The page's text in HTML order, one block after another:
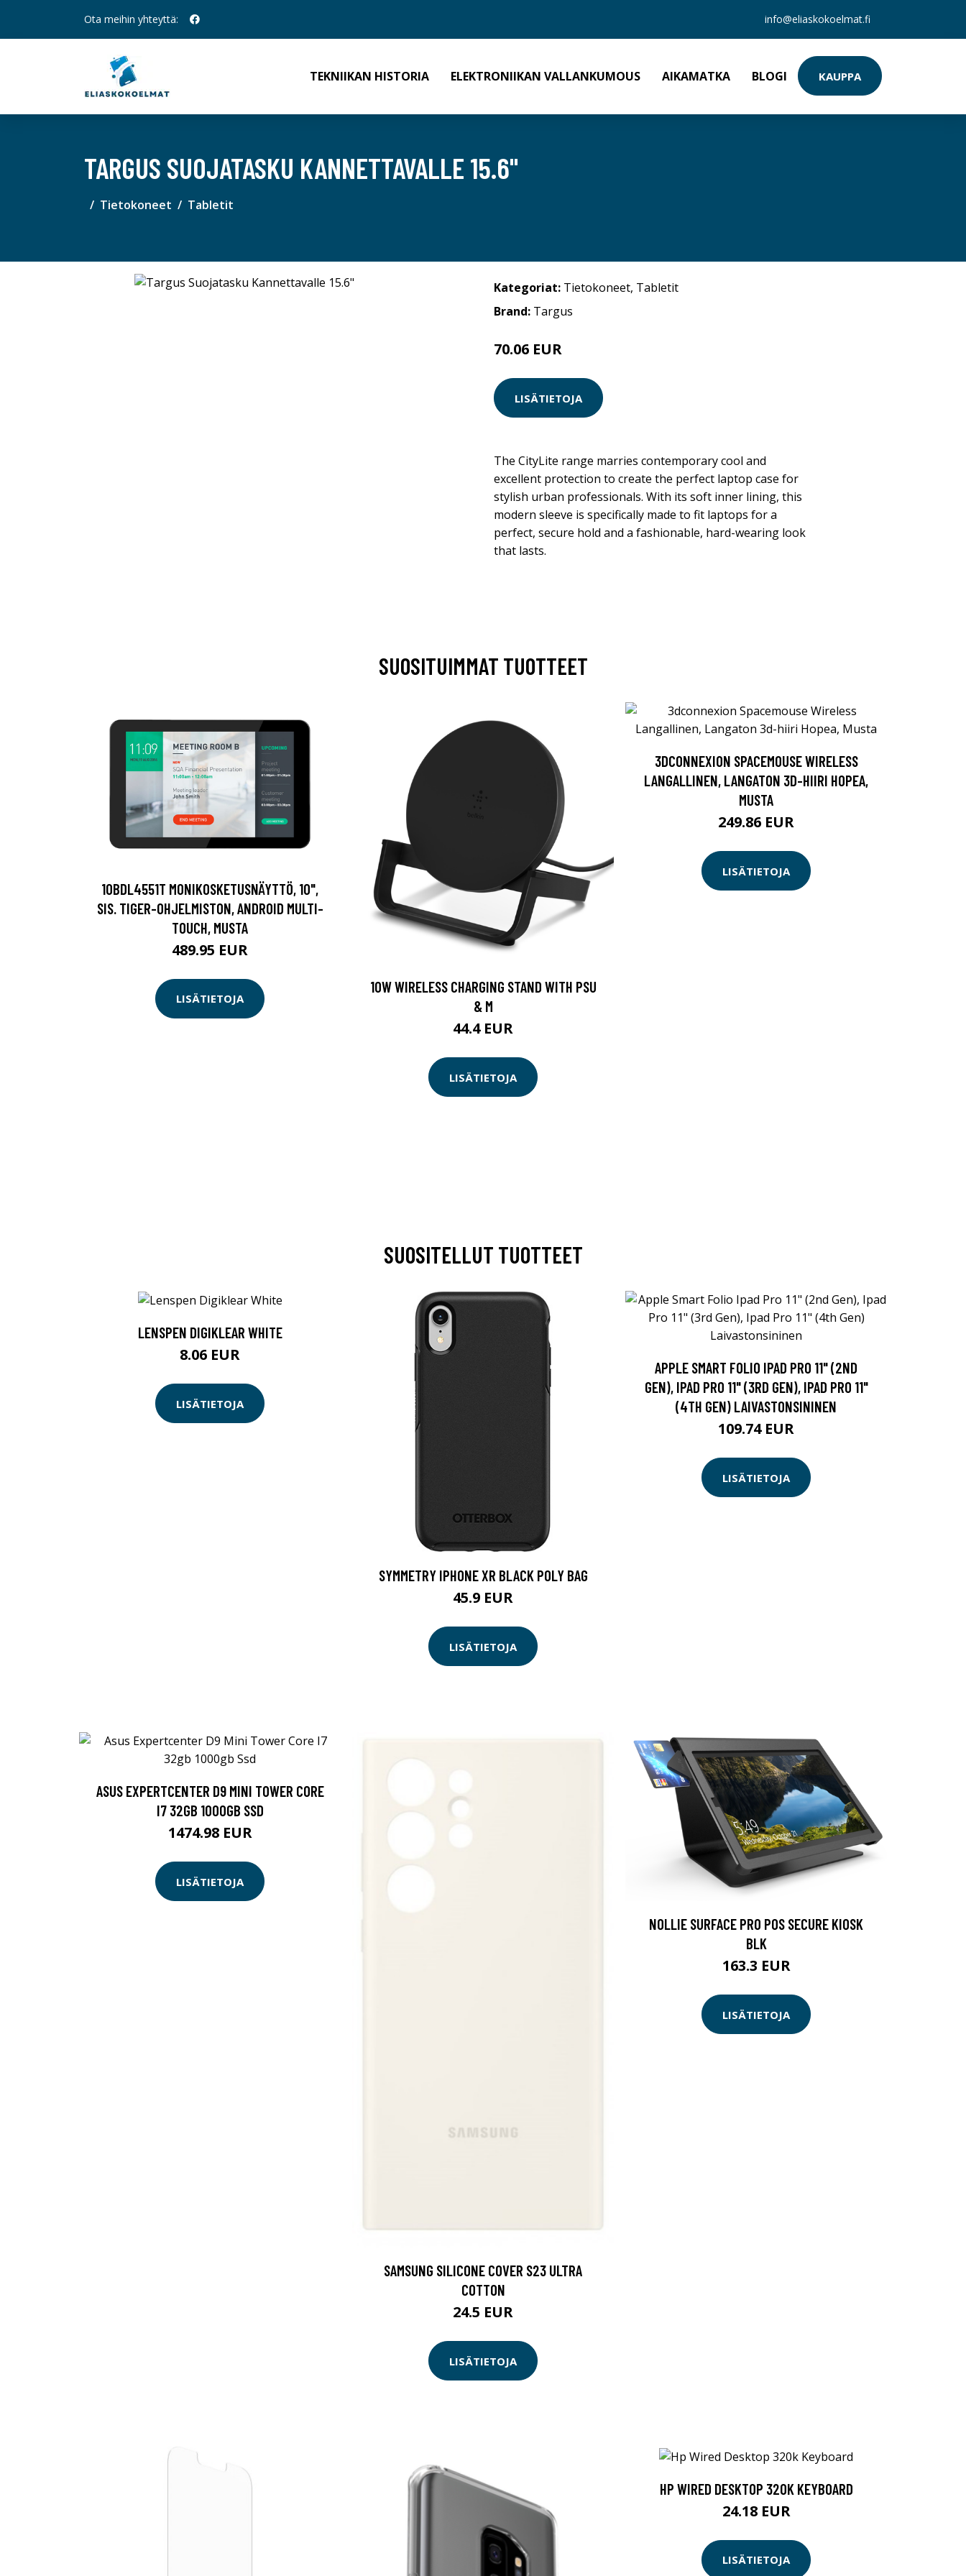
Ota meihin yhteyttä: info@eliaskokoelmat.fi
TEKNIIKAN HISTORIA ELEKTRONIIKAN VALLANKUMOUS AIKAMATKA BLOGI KAUPPA
TARGUS SUOJATASKU KANNETTAVALLE 15.6"
Tietokoneet Tabletit
Kategoriat: Tietokoneet, Tabletit
Brand: Targus
70.06 EUR
LISÄTIETOJA
The CityLite range marries contemporary cool and
excellent protection to create the perfect laptop case for
stylish urban professionals. With its soft inner lining, this
modern sleeve is specifically made to fit laptops for a
perfect, secure hold and a fashionable, hard-wearing look
that lasts.
SUOSITUIMMAT TUOTTEET
10BDL4551T MONIKOSKETUSNÄYTTÖ, 10",
SIS. TIGER-OHJELMISTON, ANDROID MULTI-
TOUCH, MUSTA
489.95 EUR
LISÄTIETOJA
10W WIRELESS CHARGING STAND WITH PSU
& M
44.4 EUR
LISÄTIETOJA
3DCONNEXION SPACEMOUSE WIRELESS
LANGALLINEN, LANGATON 3D-HIIRI HOPEA,
MUSTA
249.86 EUR
LISÄTIETOJA
SUOSITELLUT TUOTTEET
LENSPEN DIGIKLEAR WHITE
8.06 EUR
LISÄTIETOJA
SYMMETRY IPHONE XR BLACK POLY BAG
45.9 EUR
LISÄTIETOJA
APPLE SMART FOLIO IPAD PRO 11" (2ND
GEN), IPAD PRO 11" (3RD GEN), IPAD PRO 11"
(4TH GEN) LAIVASTONSININEN
109.74 EUR
LISÄTIETOJA
ASUS EXPERTCENTER D9 MINI TOWER CORE
I7 32GB 1000GB SSD
1474.98 EUR
LISÄTIETOJA
SAMSUNG SILICONE COVER S23 ULTRA
COTTON
24.5 EUR
LISÄTIETOJA
NOLLIE SURFACE PRO POS SECURE KIOSK
BLK
163.3 EUR
LISÄTIETOJA
HP WIRED DESKTOP 320K KEYBOARD
24.18 EUR
LISÄTIETOJA